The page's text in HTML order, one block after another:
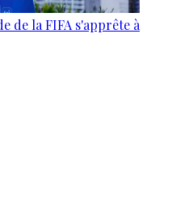
de la FIFA s'apprête à